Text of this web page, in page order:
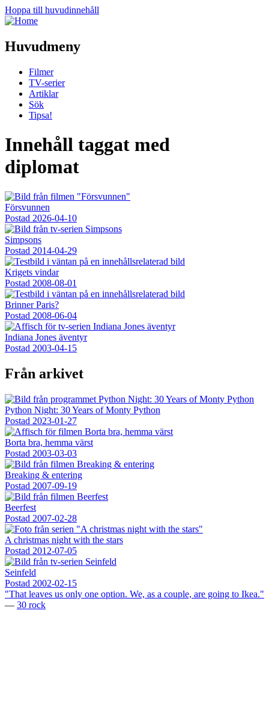
Hoppa till huvudinnehåll
Huvudmeny
Filmer
TV-serier
Artiklar
Sök
Tipsa!
Innehåll taggat med
diplomat
Försvunnen
Postad 2026-04-10
Simpsons
Postad 2014-04-29
Krigets vindar
Postad 2008-08-01
Brinner Paris?
Postad 2008-06-04
Indiana Jones äventyr
Postad 2003-04-15
Från arkivet
Python Night: 30 Years of Monty Python
Postad 2023-01-27
Borta bra, hemma värst
Postad 2003-03-03
Breaking & entering
Postad 2007-09-19
Beerfest
Postad 2007-02-28
A christmas night with the stars
Postad 2012-07-05
Seinfeld
Postad 2002-02-15
"That leaves us only one option. We, as a couple, are going to Ikea."
— 30 rock